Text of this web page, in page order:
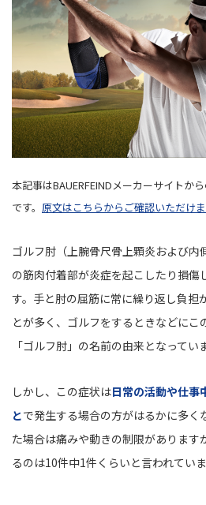
本記事はBAUERFEINDメーカーサイトか
です。 原文はこちらからご確認いただけま
ゴルフ肘（上腕骨尺骨上顆炎および内
の筋肉付着部が炎症を起こしたり損傷
す。手と肘の屈筋に常に繰り返し負担
とが多く、ゴルフをするときなどにこ
「ゴルフ肘」の名前の由来となってい
しかし、この症状は日常の活動や仕事
とで発生する場合の方がはるかに多く
た場合は痛みや動きの制限があります
るのは10件中1件くらいと言われていま